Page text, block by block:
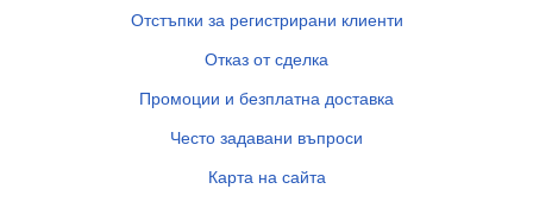
Отстъпки за регистрирани клиенти
Отказ от сделка
Промоции и безплатна доставка
Често задавани въпроси
Карта на сайта